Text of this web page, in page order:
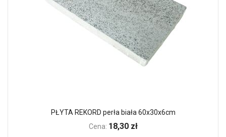
PŁYTA REKORD perła biała 60x30x6cm
Cena: 18,30 zł